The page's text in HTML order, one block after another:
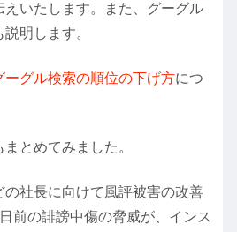
えいたします。また、グーグル
明します。
ーグル検索の順位の下げ方につ
まとめてみました。
社長に向けて風評被害の改善
前の誹謗中傷の脅威が、インス